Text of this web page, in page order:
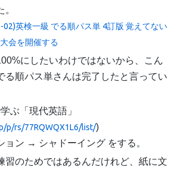
02)英検一級 でる順パス単 4訂版 覚えてない
会を開催する
にしたいわけではないから、こん
る順パス単さんは完了したと言ってい
ぶ「現代英語」
p/rs/77RQWQX1L6/list/)
ョン → シャドーイング をする。
習のためではあるんだけれど、紙に文